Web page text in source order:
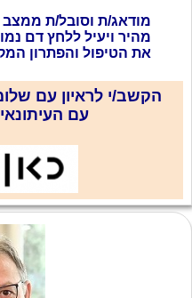
הקשב/י לראיון עם
עם
מודאג/ת וסובל/ת
מהיר ויעיל ללחץ דם
את הטיפול והפתרון